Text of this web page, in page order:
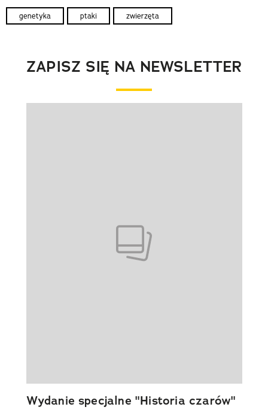
genetyka ptaki zwierzęta
ZAPISZ SIĘ NA NEWSLETTER
Wydanie specjalne "Historia czarów"